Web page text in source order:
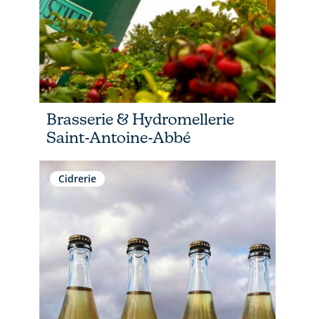
Brasserie & Hydromellerie
Saint-Antoine-Abbé
Cidrerie